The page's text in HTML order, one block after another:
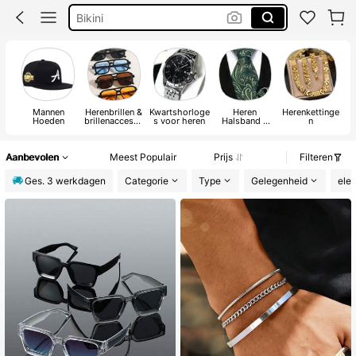
Trouwjurk
Katoen
Mannen
Hoeden
Herenbrillen &
brillenaccesso
Kwartshorloge
s voor heren
Heren
Halsband &
Herenkettinge
n
Aanbevolen Meest Populair Prijs
Filteren
Ges. 3 werkdagen
Categorie Type Gelegenheid